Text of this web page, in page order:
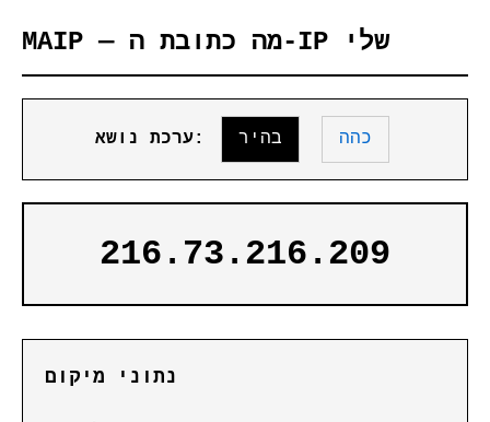
MAIP — מה כתובת ה-IP שלי
ערכת נושא: בהיר כהה
216.73.216.209
נתוני מיקום